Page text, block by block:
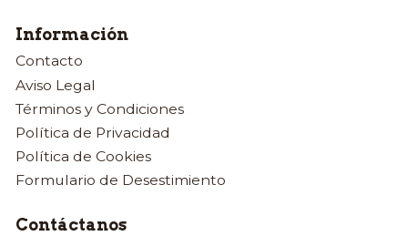
Información
Contacto
Aviso Legal
Términos y Condiciones
Política de Privacidad
Política de Cookies
Formulario de Desestimiento
Contáctanos